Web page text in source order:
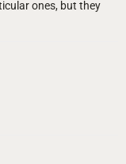
ones, but they